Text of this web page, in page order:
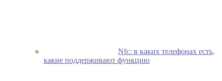
Nfc: в каких телефонах есть,
какие поддерживают функцию